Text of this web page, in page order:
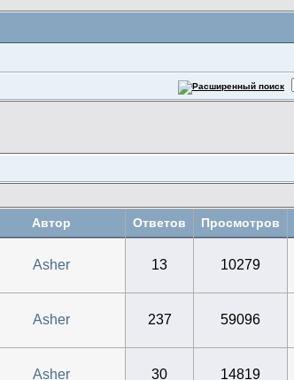
Автор Ответов Просмотров
Asher 13 10279
Asher 237 59096
Asher 30 14819